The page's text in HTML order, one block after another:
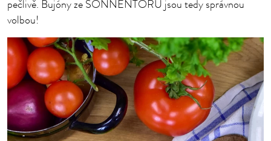
pečlivě. Bujóny ze SONNENTORU jsou tedy správnou
volbou!